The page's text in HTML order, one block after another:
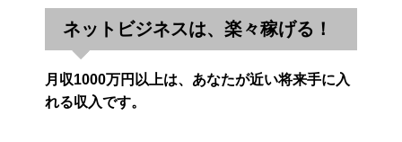
ネットビジネスは、楽々稼げる！
月収1000万円以上は、あなたが近い将来手に入
れる収入です。